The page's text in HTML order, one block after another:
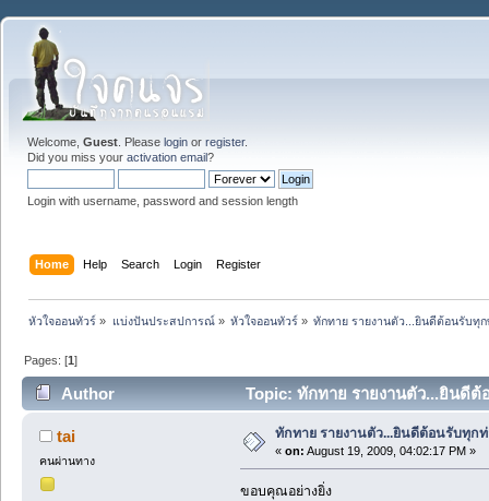
Welcome, Guest . Please login or register.
Did you miss your activation email?
Login with username, password and session length
Home Help Search Login Register
หัวใจออนทัวร์ » แบ่งปันประสปการณ์» หัวใจออนทัวร์» ทักทาย รายงานตัว...ยินดีต้อนรับทุ
Pages: [1]
Author Topic: ทักทาย รายงานตัว...ยินดี
tai
คนผ่านทาง
ทักทาย รายงานตัว...ยินดีต้อนรับทุก
« on: August 19, 2009, 04:02:17 PM »
ขอบคุณอย่างยิ่ง